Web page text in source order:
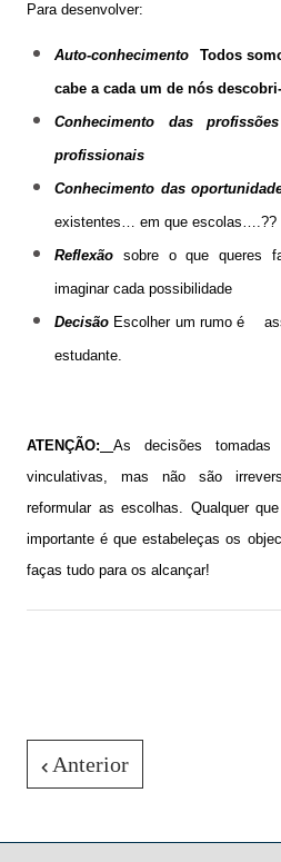
Para desenvolver:
Auto-conhecimento Todos
cabe a cada um de nós
Conhecimento das
profissionais
Conhecimento das
existentes… em que escolas….??
Reflexão sobre o que queres
imaginar cada possibilidade
Decisão Escolher um rumo é
estudante.
ATENÇÃO:
As decisões
vinculativas, mas não são
reformular as escolhas. Qualquer
importante é que estabeleças os
faças tudo para os alcançar!
Anterior